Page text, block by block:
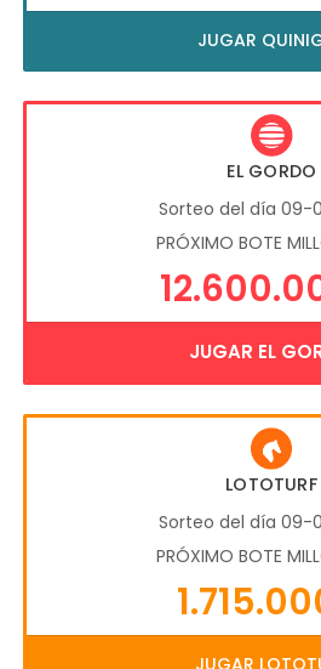
JUGAR
EL GORDO
Sorteo del día 09-
PRÓXIMO BOTE
JUGAR EL
LOTOTURF
Sorteo del día 09-
PRÓXIMO BOTE
JUGAR